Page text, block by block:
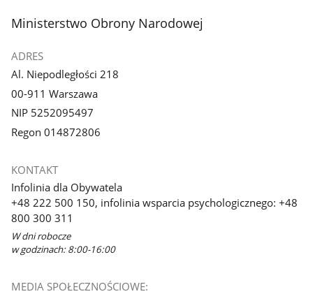
galerii.
galerii.
stopka
Ministerstwo Obrony Narodowej
ADRES
Al. Niepodległości 218
00-911 Warszawa
NIP 5252095497
Regon 014872806
KONTAKT
Infolinia dla Obywatela
+48 222 500 150, infolinia wsparcia psychologicznego: +48
800 300 311
W dni robocze
w godzinach: 8:00-16:00
MEDIA SPOŁECZNOŚCIOWE: